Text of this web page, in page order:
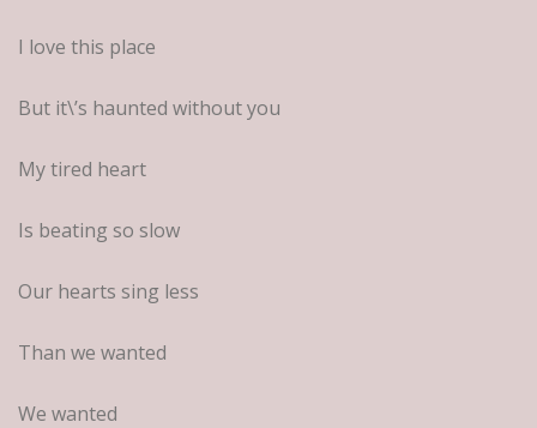
I love this place
But it\’s haunted without you
My tired heart
Is beating so slow
Our hearts sing less
Than we wanted
We wanted